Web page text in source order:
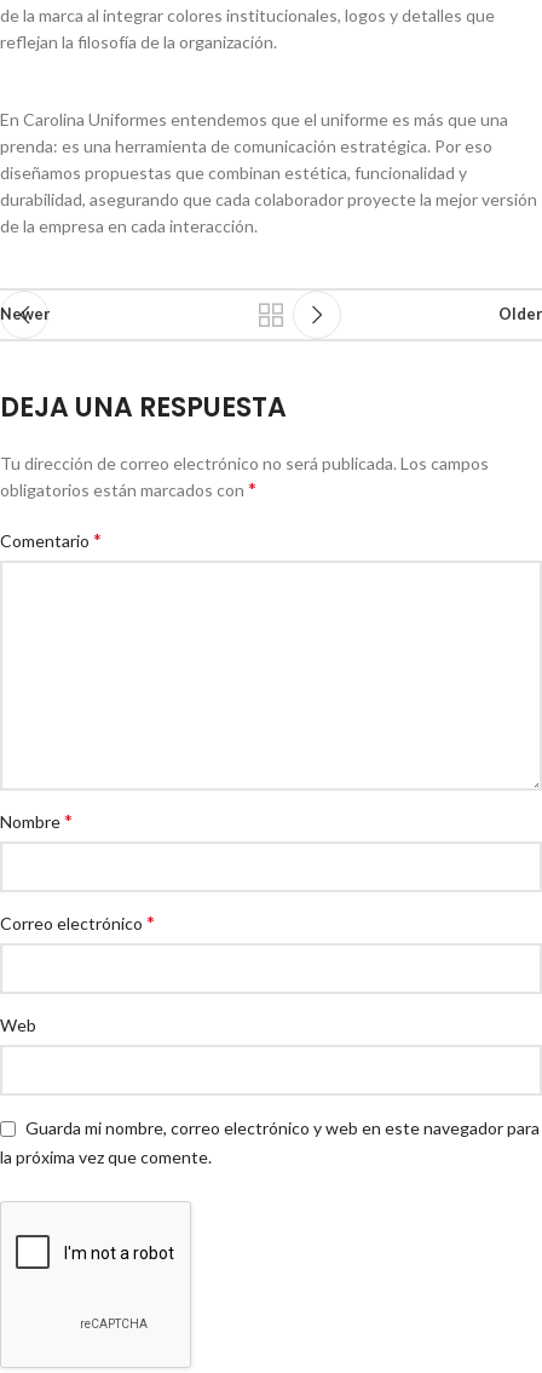
de la marca al integrarcolores institucionales, logos ydetalles que
reflejan la filosofía de la organización.
En Carolina Uniformes entendemos queel uniformees más queuna
prenda: es una herramienta decomunicación estratégica. Poreso
diseñamos propuestas quecombinan estética, funcionalidad y
durabilidad, asegurando quecada colaboradorproyectela mejorversión
de la empresa en cada interacción.
Newer Older
DEJA UNA RESPUESTA
Tu dirección de correo electrónico no será publicada. Los campos
obligatorios están marcados con *
Comentario *
Nombre*
Correo electrónico *
Web
Guarda mi nombre, correo electrónico y web en este navegador para
la próxima vez que comente.